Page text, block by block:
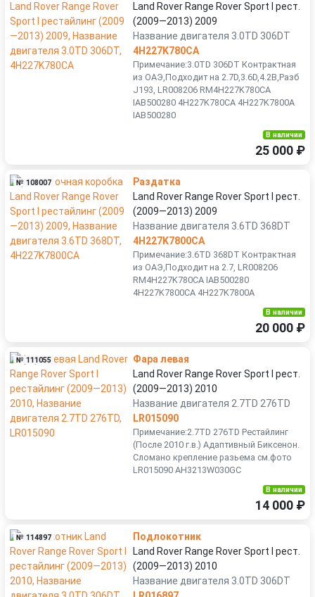
Land Rover Range Rover Sport I рест.
(2009—2013) 2009
Название двигателя 3.0TD 306DT
4H227K780CA
Примечание:3.0TD 306DT Контрактная
из ОАЭ,Подходит на 2.7D,3.6D,4.2B,Разб
J193, LR008206 RM4H227K780CA
IAB500280 4H227K780CA 4H227K7800A
IAB500280
В наличии
25 000 ₽
№ 108007
Раздатка
Land Rover Range Rover Sport I рест.
(2009—2013) 2009
Название двигателя 3.6TD 368DT
4H227K7800CA
Примечание:3.6TD 368DT Контрактная
из ОАЭ,Подходит на 2.7, LR008206
RM4H227K780CA IAB500280
4H227K7800CA 4H227K7800A
В наличии
20 000 ₽
№ 111055
Фара левая
Land Rover Range Rover Sport I рест.
(2009—2013) 2010
Название двигателя 2.7TD 276TD
LR015090
Примечание:2.7TD 276TD Рестайлинг
(После 2010 г.в.) Адаптивный Биксенон.
Сломано крепление разьема см.фото
LR015090 AH3213W030GC
В наличии
14 000 ₽
№ 114897
Подлокотник
Land Rover Range Rover Sport I рест.
(2009—2013) 2010
Название двигателя 3.0TD 306DT